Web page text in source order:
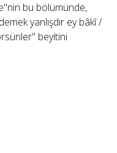
bu bölümünde,
yanlışdır ey bâkî /
beyitini